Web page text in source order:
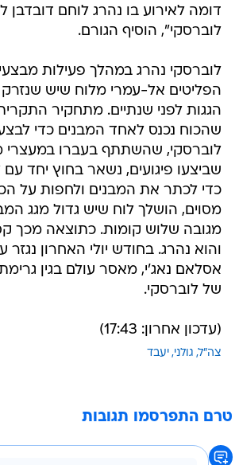
דומה לאירוע בו נהרג לוחם דובדבן
לוברסקי", הוסיף הגורם.
לוברסקי נהרג במהלך פעילות
הפליטים אל-עמרי מלוח שיש
הגגות לפני שנתיים. מתחקיר
שהכוח נכנס לאחד המבנים כדי
לוברסקי, שהשתתף בעברו במעצרי
שביצעו פיגועים, נשאר בחוץ יחד עם
כדי לכתר את המבנים ולחפות על
מסוים, הושלך לוח שיש גדול מגג
מגובה שלוש קומות. כתוצאה מכך
והוא נהרג. בחודש יולי האחרון
אסלאם נאג'י, מאסר עולם בגין
של לוברסקי.
(עדכון אחרון: 17:43)
צה"ל גולני יעבד
טרם התפרסמו תגובות